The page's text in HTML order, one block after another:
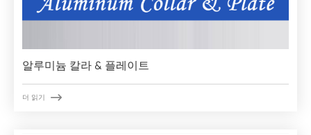
알루미늄 칼라 & 플레이트
더 읽기 